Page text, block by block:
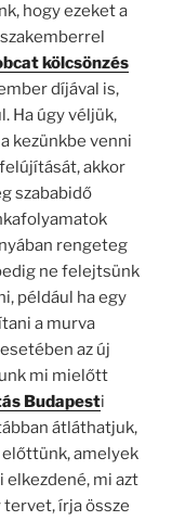
hogy ezeket a
kölcsönzés
díjával is,
Ha úgy véljük,
kezünkbe venni
akkor
szababidő
rengeteg
ne felejtsünk
például ha egy
a murva
az új
mi mielőtt
Budapesti
átláthatjuk,
amelyek
elkezdené, mi azt
tervet, írja össze